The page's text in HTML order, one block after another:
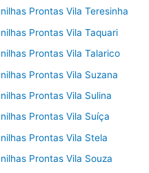
Prontas Vila Teresinha
Prontas Vila Taquari
Prontas Vila Talarico
Prontas Vila Suzana
Prontas Vila Sulina
Prontas Vila Suíça
Prontas Vila Stela
Prontas Vila Souza